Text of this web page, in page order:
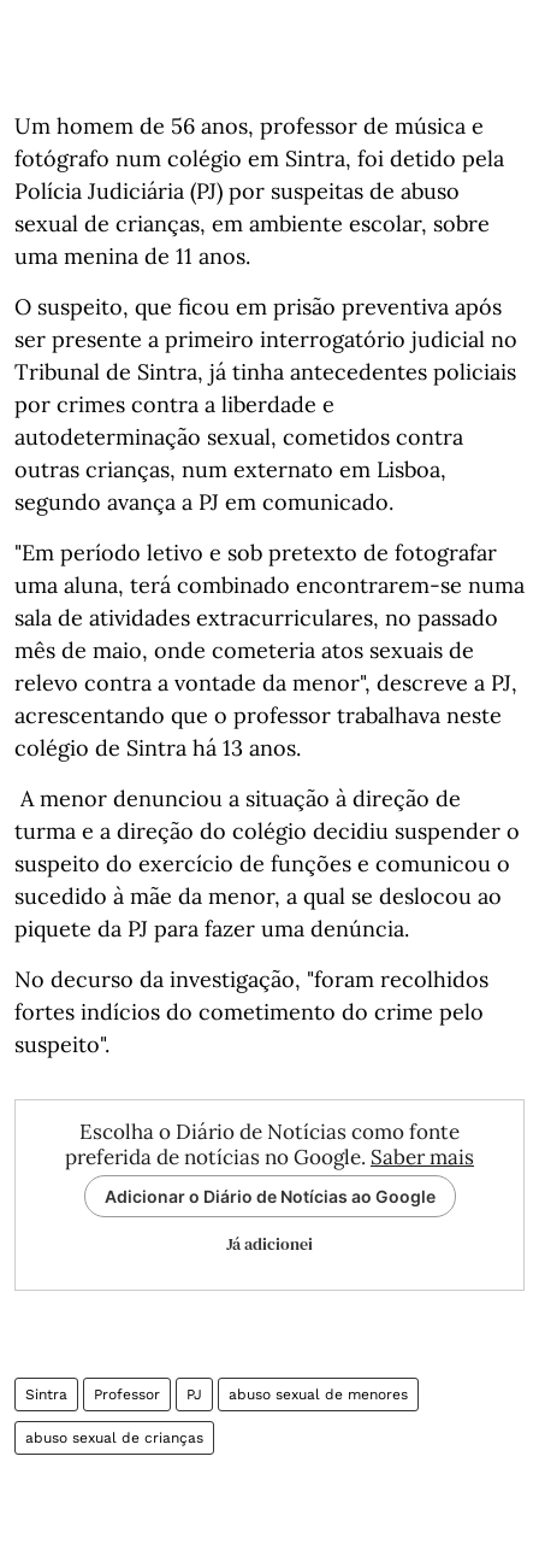
Um homem de 56 anos, professor de música e
fotógrafo num colégio em Sintra, foi detido pela
Polícia Judiciária (PJ) por suspeitas de abuso
sexual de crianças, em ambiente escolar, sobre
uma menina de 11 anos.
O suspeito, que ficou em prisão preventiva após
ser presente a primeiro interrogatório judicial no
Tribunal de Sintra, já tinha antecedentes policiais
por crimes contra a liberdade e
autodeterminação sexual, cometidos contra
outras crianças, num externato em Lisboa,
segundo avança a PJ em comunicado.
"Em período letivo e sob pretexto de fotografar
uma aluna, terá combinado encontrarem-se numa
sala de atividades extracurriculares, no passado
mês de maio, onde cometeria atos sexuais de
relevo contra a vontade da menor", descreve a PJ,
acrescentando que o professor trabalhava neste
colégio de Sintra há 13 anos.
A menor denunciou a situação à direção de
turma e a direção do colégio decidiu suspender o
suspeito do exercício de funções e comunicou o
sucedido à mãe da menor, a qual se deslocou ao
piquete da PJ para fazer uma denúncia.
No decurso da investigação, "foram recolhidos
fortes indícios do cometimento do crime pelo
suspeito".
Escolha o Diário de Notícias como fonte
preferida de notícias no Google. Saber mais
Adicionar o Diário de Notícias ao Google
Já adicionei
Sintra Professor PJ abuso sexual de menores
abuso sexual de crianças